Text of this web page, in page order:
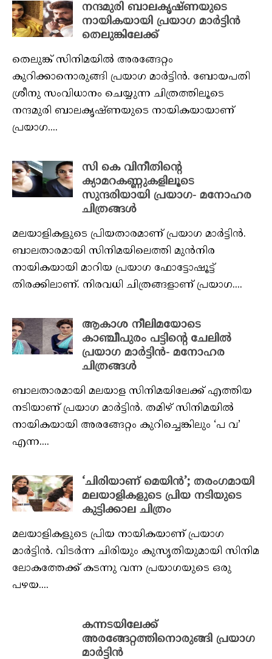
നന്ദമുരി ബാലകൃഷ്ണയുടെ
നായികയായി പ്രയാഗ മാർട്ടിൻ
തെലുങ്കിലേക്ക്
തെലുങ്ക് സിനിമയിൽ അരങ്ങേറ്റം
കുറിക്കാനൊരുങ്ങി പ്രയാഗ മാർട്ടിൻ. ബോയപതി
ശ്രീനു സംവിധാനം ചെയ്യുന്ന ചിത്രത്തിലൂടെ
നന്ദമുരി ബാലകൃഷ്ണയുടെ നായികയായാണ്
പ്രയാഗ....
സി കെ വിനീതിന്റെ
ക്യാമറകണ്ണുകളിലൂടെ
സുന്ദരിയായി പ്രയാഗ- മനോഹര
ചിത്രങ്ങൾ
മലയാളികളുടെ പ്രിയതാരമാണ് പ്രയാഗ മാർട്ടിൻ.
ബാലതാരമായി സിനിമയിലെത്തി മുൻനിര
നായികയായി മാറിയ പ്രയാഗ ഫോട്ടോഷൂട്ട്
തിരക്കിലാണ്. നിരവധി ചിത്രങ്ങളാണ് പ്രയാഗ....
ആകാശ നീലിമയോടെ
കാഞ്ചീപുരം പട്ടിന്റെ ചേലിൽ
പ്രയാഗ മാർട്ടിൻ- മനോഹര
ചിത്രങ്ങൾ
ബാലതാരമായി മലയാള സിനിമയിലേക്ക് എത്തിയ
നടിയാണ് പ്രയാഗ മാർട്ടിൻ. തമിഴ് സിനിമയിൽ
നായികയായി അരങ്ങേറ്റം കുറിച്ചെങ്കിലും ‘പ വ’
എന്ന....
‘ചിരിയാണ് മെയിൻ’; തരംഗമായി
മലയാളികളുടെ പ്രിയ നടിയുടെ
കുട്ടിക്കാല ചിത്രം
മലയാളികളുടെ പ്രിയ നായികയാണ് പ്രയാഗ
മാർട്ടിൻ. വിടർന്ന ചിരിയും കുസൃതിയുമായി സിനിമ
ലോകത്തേക്ക് കടന്നു വന്ന പ്രയാഗയുടെ ഒരു
പഴയ....
കന്നടയിലേക്ക്
അരങ്ങേറ്റത്തിനൊരുങ്ങി പ്രയാഗ
മാര്‍ട്ടിന്‍